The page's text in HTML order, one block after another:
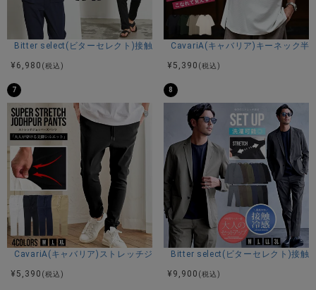
Bitter select(ビターセレクト)接触冷感スーパーストレッチバンドカラー
¥ 6,980 (税込)
CavariA(キャバリア)キーネック半
¥ 5,390 (税込)
7
CavariA(キャバリア)ストレッチジョッパーパンツ/全4色
¥ 5,390 (税込)
8
Bitter select(ビターセレクト)接触
¥ 9,900 (税込)